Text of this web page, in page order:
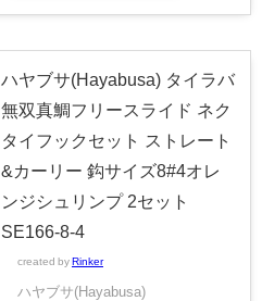
ハヤブサ(Hayabusa) タイラバ
無双真鯛フリースライド ネク
タイフックセット ストレート
&カーリー 鈎サイズ8#4オレ
ンジシュリンプ 2セット
SE166-8-4
created by Rinker
ハヤブサ(Hayabusa)